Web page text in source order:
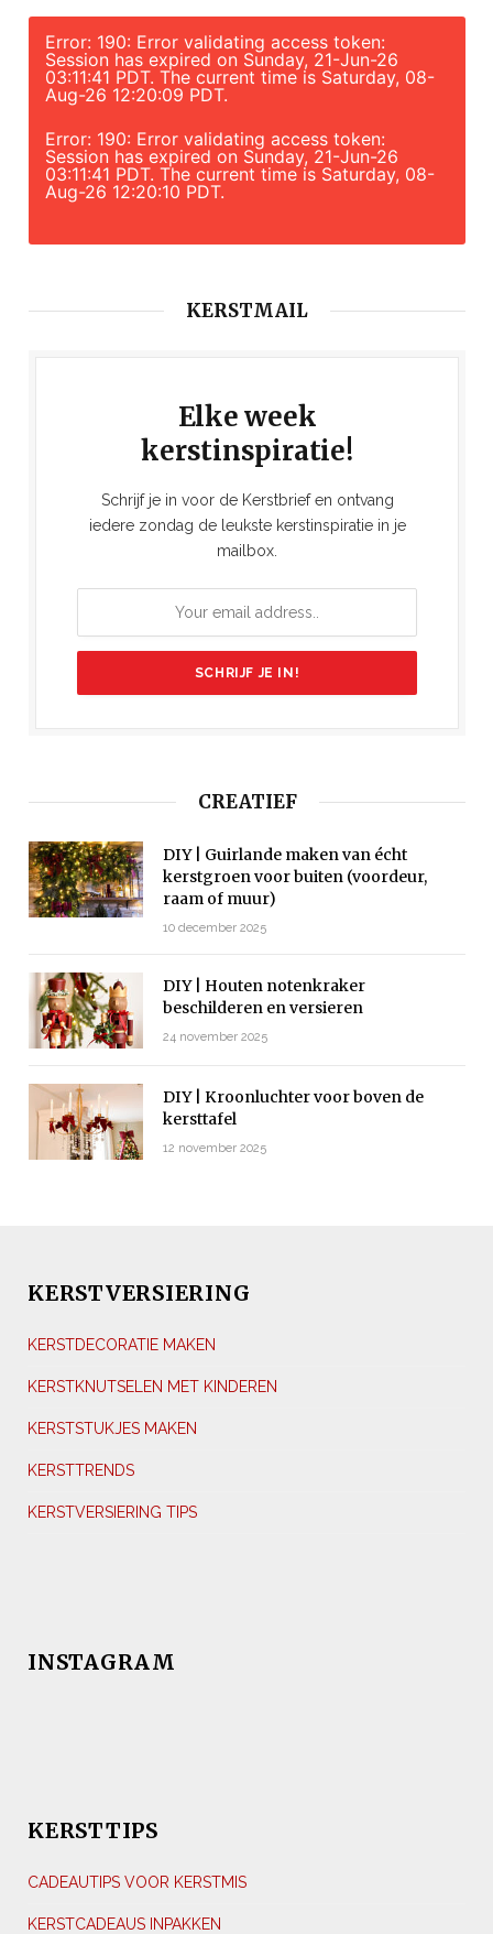
Error: 190: Error validating access token:
Session has expired on Sunday, 21-Jun-26
03:11:41 PDT. The current time is Saturday, 08-
Aug-26 12:20:09 PDT.
Error: 190: Error validating access token:
Session has expired on Sunday, 21-Jun-26
03:11:41 PDT. The current time is Saturday, 08-
Aug-26 12:20:10 PDT.
KERSTMAIL
Elke week
kerstinspiratie!
Schrijf je in voor de Kerstbrief en ontvang
iedere zondag de leukste kerstinspiratie in je
mailbox.
CREATIEF
DIY | Guirlande maken van écht
kerstgroen voor buiten (voordeur,
raam of muur)
10 december 2025
DIY | Houten notenkraker
beschilderen en versieren
24 november 2025
DIY | Kroonluchter voor boven de
kersttafel
12 november 2025
KERSTVERSIERING
KERSTDECORATIE MAKEN
KERSTKNUTSELEN MET KINDEREN
KERSTSTUKJES MAKEN
KERSTTRENDS
KERSTVERSIERING TIPS
INSTAGRAM
KERSTTIPS
CADEAUTIPS VOOR KERSTMIS
KERSTCADEAUS INPAKKEN